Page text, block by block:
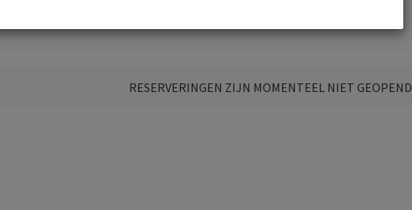
RESERVERINGEN ZIJN MOMENTEEL NIET GEOPEND